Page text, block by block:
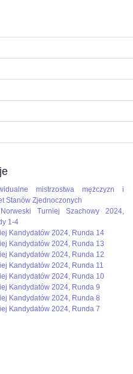
mistrzostwa mężczyzn i
Stanów Zjednoczonych
Turniej Szachowy 2024,
1-4
Kandydatów 2024, Runda 14
Kandydatów 2024, Runda 13
Kandydatów 2024, Runda 12
Kandydatów 2024, Runda 11
Kandydatów 2024, Runda 10
Kandydatów 2024, Runda 9
Kandydatów 2024, Runda 8
Kandydatów 2024, Runda 7